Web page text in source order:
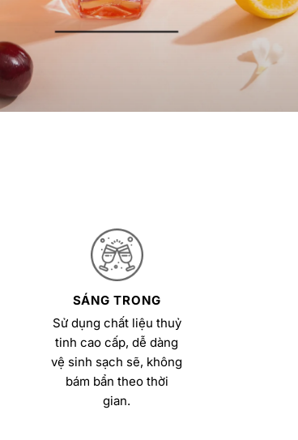
SÁNG TRONG
Sử dụng chất liệu thuỷ
tinh cao cấp, dễ dàng
vệ sinh sạch sẽ, không
bám bẩn theo thời
gian.